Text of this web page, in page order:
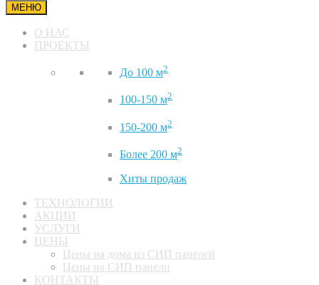
МЕНЮ
О НАС
ПРОЕКТЫ
До 100 м2
100-150 м2
150-200 м2
Более 200 м2
Хиты продаж
ТЕХНОЛОГИИ
АКЦИИ
УСЛУГИ
ЦЕНЫ
Цены на дома из СИП панелей
Цены на СИП панели
КОНТАКТЫ